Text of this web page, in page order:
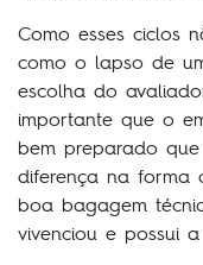
Como esses ciclos
como o lapso de
escolha do
importante que o
bem preparado
diferença na forma
boa bagagem
vivenciou e possui